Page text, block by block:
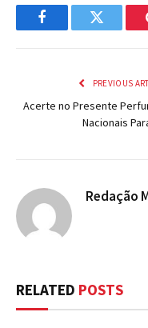
FacebookTwitter
PREVIOUS
Acerte no Presente
Nacionais
Redação
RELATED POSTS